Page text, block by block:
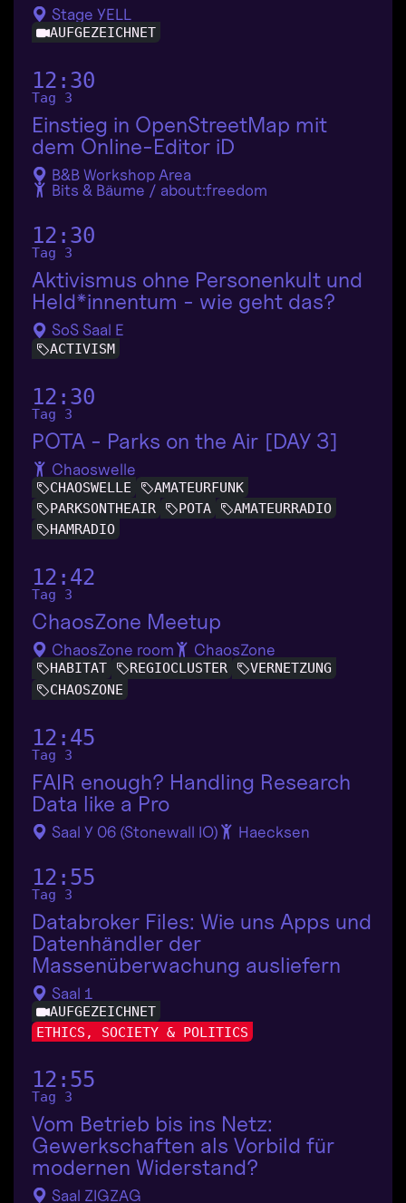
Stage YELL
AUFGEZEICHNET
12:30
Tag 3
Einstieg in OpenStreetMap mit
dem Online-Editor iD
B&B Workshop Area
Bits & Bäume / about:freedom
12:30
Tag 3
Aktivismus ohne Personenkult und
Held*innentum - wie geht das?
SoS Saal E
ACTIVISM
12:30
Tag 3
POTA - Parks on the Air [DAY 3]
Chaoswelle
CHAOSWELLE
AMATEURFUNK
PARKSONTHEAIR
POTA
AMATEURRADIO
HAMRADIO
12:42
Tag 3
ChaosZone Meetup
ChaosZone room ChaosZone
HABITAT REGIOCLUSTER
VERNETZUNG
CHAOSZONE
12:45
Tag 3
FAIR enough? Handling Research
Data like a Pro
Saal Y 06 (Stonewall IO) Haecksen
12:55
Tag 3
Databroker Files: Wie uns Apps und
Datenhändler der
Massenüberwachung ausliefern
Saal 1
AUFGEZEICHNET
ETHICS, SOCIETY & POLITICS
12:55
Tag 3
Vom Betrieb bis ins Netz:
Gewerkschaften als Vorbild für
modernen Widerstand?
Saal ZIGZAG